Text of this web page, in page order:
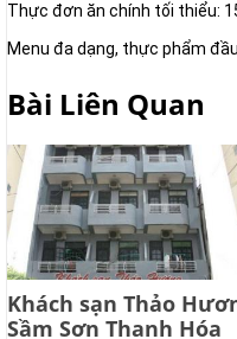
Thực đơn ăn chính tối thiểu:
Menu đa dạng, thực phẩm
Bài Liên Quan
Khách sạn Thảo
Sầm Sơn Thanh Hóa